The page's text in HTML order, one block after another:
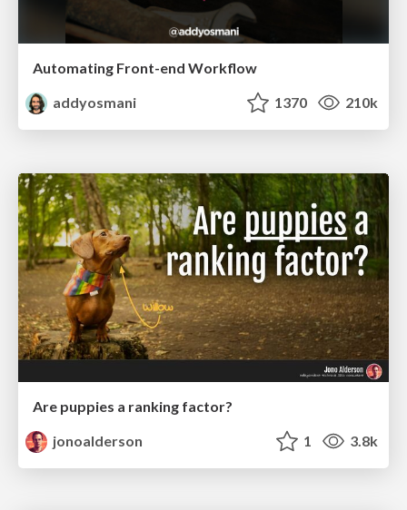
Automating Front-end Workflow
addyosmani
1370 210k
Are puppies a ranking factor?
jonoalderson
1 3.8k